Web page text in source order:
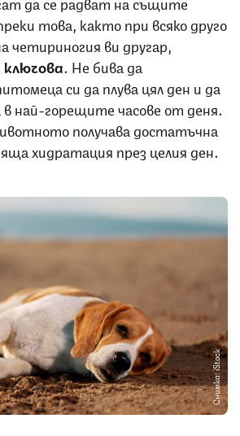
това, както при всяко друго
ви другар,
. Не бива да
си да плува цял ден и да
най-горещите часове от деня.
получава достатъчна
хидратация през целия ден.
Снимка: iStock